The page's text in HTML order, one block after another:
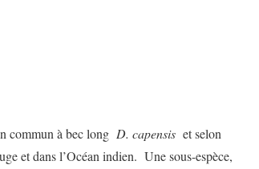
à bec long D. capensis et selon
et dans l’Océan indien. Une sous-espèce,